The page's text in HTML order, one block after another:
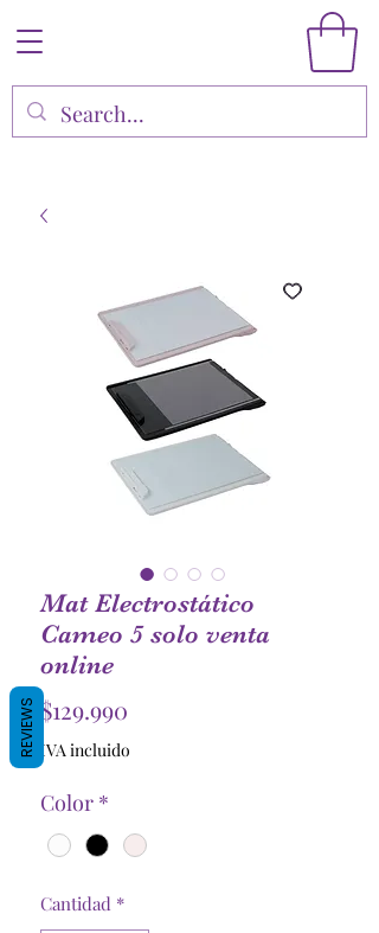
Mat Electrostático
Cameo 5 solo venta
online
$129.990
IVA incluido
Color *
Cantidad *
REVIEWS